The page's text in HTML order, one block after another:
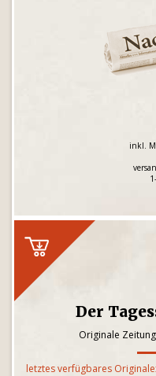
inkl.
Der
Originale
letztes verfügbares